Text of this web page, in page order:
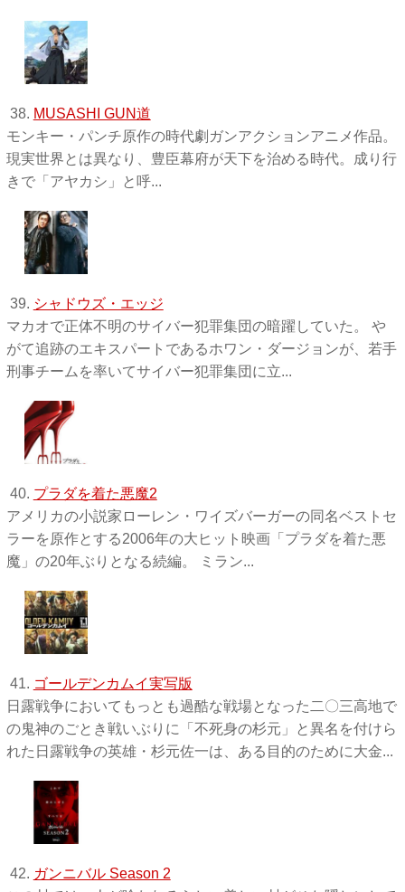
38. MUSASHI GUN道
モンキー・パンチ原作の時代劇ガンアクションアニメ作品。
現実世界とは異なり、豊臣幕府が天下を治める時代。成り行
きで「アヤカシ」と呼...
39. シャドウズ・エッジ
マカオで正体不明のサイバー犯罪集団の暗躍していた。 や
がて追跡のエキスパートであるホワン・ダージョンが、若手
刑事チームを率いてサイバー犯罪集団に立...
40. プラダを着た悪魔2
アメリカの小説家ローレン・ワイズバーガーの同名ベストセ
ラーを原作とする2006年の大ヒット映画「プラダを着た悪
魔」の20年ぶりとなる続編。 ミラン...
41. ゴールデンカムイ実写版
日露戦争においてもっとも過酷な戦場となった二〇三高地で
の鬼神のごとき戦いぶりに「不死身の杉元」と異名を付けら
れた日露戦争の英雄・杉元佐一は、ある目的のために大金...
42. ガンニバル Season 2